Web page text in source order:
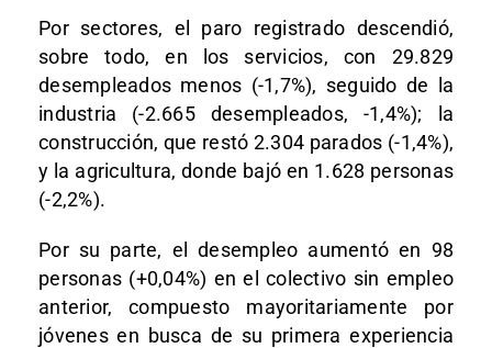
Por sectores, el paro registrado descendió,
sobre todo, en los servicios, con 29.829
desempleados menos (-1,7%), seguido de la
industria (-2.665 desempleados, -1,4%); la
construcción, que restó 2.304 parados (-1,4%),
y la agricultura, donde bajó en 1.628 personas
(-2,2%).
Por su parte, el desempleo aumentó en 98
personas (+0,04%) en el colectivo sin empleo
anterior, compuesto mayoritariamente por
jóvenes en busca de su primera experiencia